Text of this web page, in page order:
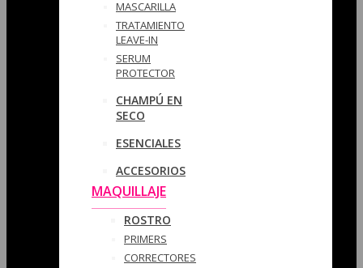
MASCARILLA
TRATAMIENTO
LEAVE-IN
SERUM
PROTECTOR
CHAMPÚ EN
SECO
ESENCIALES
ACCESORIOS
MAQUILLAJE
ROSTRO
PRIMERS
CORRECTORES